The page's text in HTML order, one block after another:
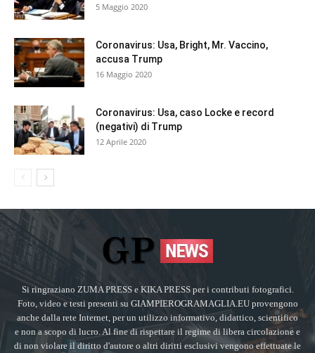
5 Maggio 2020
Coronavirus: Usa, Bright, Mr. Vaccino,
accusa Trump
16 Maggio 2020
Coronavirus: Usa, caso Locke e record
(negativi) di Trump
12 Aprile 2020
Si ringraziano ZUMA PRESS e KIKA PRESS per i contributi fotografici.
Foto, video e testi presenti su GIAMPIEROGRAMAGLIA.EU provengono
anche dalla rete Internet, per un utilizzo informativo, didattico, scientifico
e non a scopo di lucro. Al fine di rispettare il regime di libera circolazione e
di non violare il diritto d'autore o altri diritti esclusivi vengono effettuate le